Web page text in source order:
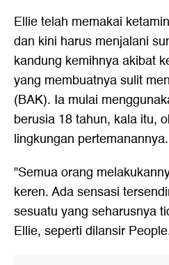
Ellie telah memakai
dan kini harus menjalani
kandung kemihnya akibat
yang membuatnya sulit
(BAK). Ia mulai
berusia 18 tahun, kala itu,
lingkungan pertemanannya.
"Semua orang
keren. Ada sensasi
sesuatu yang seharusnya
Ellie, seperti dilansir